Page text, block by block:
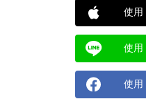
使用
使用
使用